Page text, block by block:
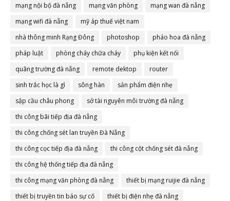
mạng nội bộ đà nẵng
mạng văn phòng
mạng wan đà nẵng
mạng wifi đà nẵng
mỹ áp thuế việt nam
nhà thông minh Rạng Đông
photoshop
pháo hoa đà nẵng
pháp luật
phòng cháy chữa cháy
phụ kiện kết nối
quãng trường đà nẵng
remote dektop
router
sinh trắc học là gì
sông hàn
sản phẩm điện nhẹ
sập cầu châu phong
sở tài nguyên môi trường đà nẵng
thi công bãi tiếp địa đà nẵng
thi công chống sét lan truyền Đà Nẵng
thi công cọc tiếp địa đà nẵng
thi công cột chống sét đà nẵng
thi công hệ thống tiếp địa đà nẵng
thi công mạng văn phòng đà nẵng
thiết bị mạng ruijie đà nẵng
thiết bị truyền tin báo sự cố
thiết bị điện nhẹ đà nẵng